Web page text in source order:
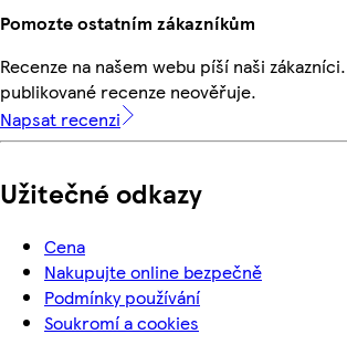
Pomozte ostatním zákazníkům
Recenze na našem webu píší naši
publikované recenze neověřuje.
Napsat recenzi
Užitečné odkazy
Cena
Nakupujte online bezpečně
Podmínky používání
Soukromí a cookies